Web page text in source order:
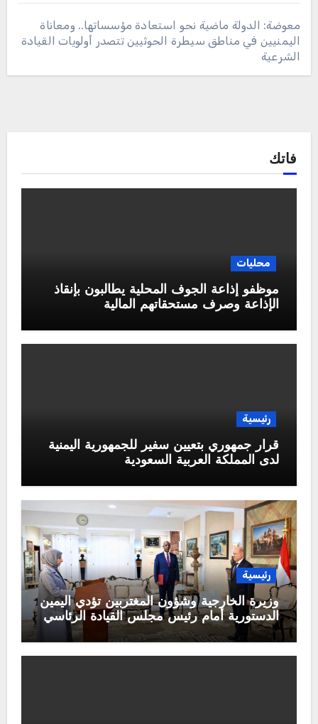
معوضة: الدولة ماضية نحو استعادة مؤسساتها.. ومعاناة
اليمنيين في مناطق سيطرة الحوثيين تتصدر أولويات القيادة
الشرعية
فاتك
محليات
موظفو إذاعة الجوف المحلية يطالبون بإنقاذ
الإذاعة وصرف مستحقاتهم المالية
رئيسية
قرار جمهوري بتعيين سفير للجمهورية اليمنية
لدى المملكة العربية السعودية
رئيسية
وزيرة الخارجية وشؤون المغتربين تؤدي اليمين
الدستورية أمام رئيس مجلس القيادة الرئاسي